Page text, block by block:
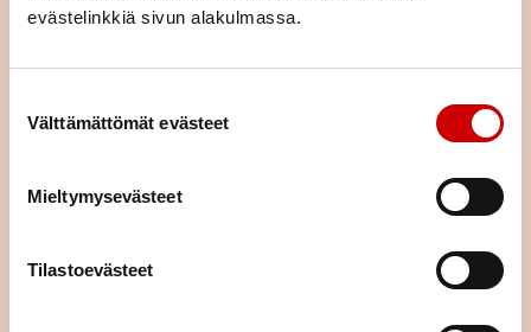
evästelinkkiä sivun alakulmassa.
Välttämättömät evästeet
Mieltymysevästeet
Tilastoevästeet
Jäsenenä olet osa suurta sydänyhteisöä. Jäsenenä tuet
tarjoamme mahdollisuuden kokemusten jakamiseen sekä
annamme vertaistukea. Liittymällä jäseneksi saat neljä kertaa